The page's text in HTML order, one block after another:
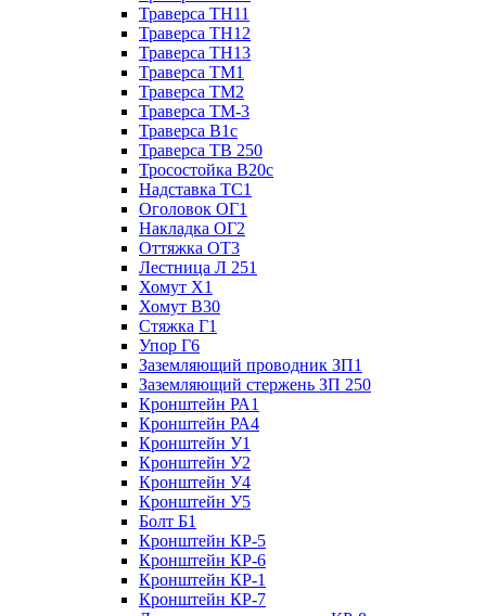
Траверса ТН11
Траверса ТН12
Траверса ТН13
Траверса ТМ1
Траверса ТМ2
Траверса ТМ-3
Траверса В1с
Траверса ТВ 250
Тросостойка В20с
Надставка ТС1
Оголовок ОГ1
Накладка ОГ2
Оттяжка ОТ3
Лестница Л 251
Хомут Х1
Хомут В30
Стяжка Г1
Упор Г6
Заземляющий проводник ЗП1
Заземляющий стержень ЗП 250
Кронштейн РА1
Кронштейн РА4
Кронштейн У1
Кронштейн У2
Кронштейн У4
Кронштейн У5
Болт Б1
Кронштейн КР-5
Кронштейн КР-6
Кронштейн КР-1
Кронштейн КР-7